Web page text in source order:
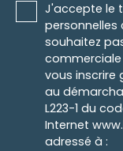
J'accepte le
personnelles
souhaitez
commerciale
vous inscrire
au
L223-1 du
Internet
adressé à :